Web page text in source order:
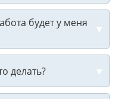
будет у меня
делать?